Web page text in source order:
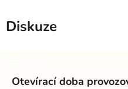
Diskuze
Otevírací doba